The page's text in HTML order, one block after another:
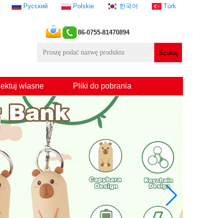
86-0755-81470894
Русский Polskie 한국어 Türk
własne Pliki do pobrania